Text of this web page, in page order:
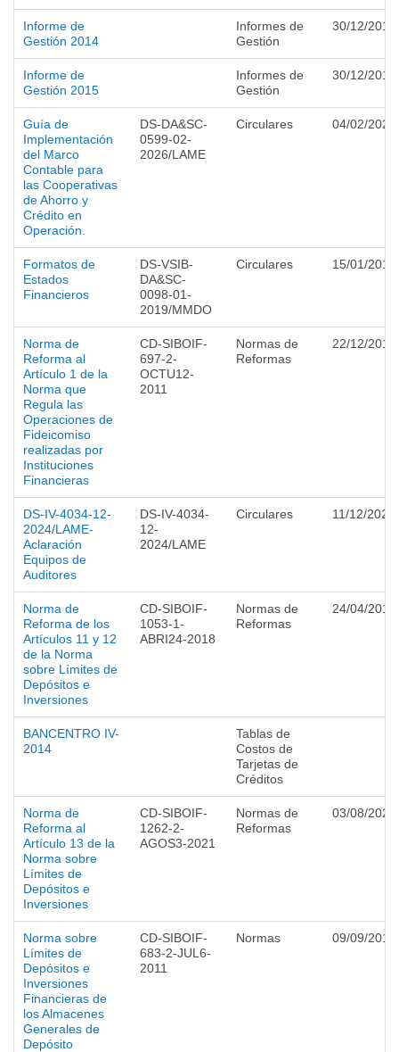
Informe de
Gestión 2014
Informes de
Gestión
30/12/2014
Informe de
Gestión 2015
Informes de
Gestión
30/12/2015
Guía de
Implementación
del Marco
Contable para
las Cooperativas
de Ahorro y
Crédito en
Operación.
DS-DA&SC-
0599-02-
2026/LAME
Circulares 04/02/2026
Formatos de
Estados
Financieros
DS-VSIB-
DA&SC-
0098-01-
2019/MMDO
Circulares 15/01/2019
Norma de
Reforma al
Artículo 1 de la
Norma que
Regula las
Operaciones de
Fideicomiso
realizadas por
Instituciones
Financieras
CD-SIBOIF-
697-2-
OCTU12-
2011
Normas de
Reformas
22/12/2011
DS-IV-4034-12-
2024/LAME-
Aclaración
Equipos de
Auditores
DS-IV-4034-
12-
2024/LAME
Circulares 11/12/2024
Norma de
Reforma de los
Artículos 11 y 12
de la Norma
sobre Límites de
Depósitos e
Inversiones
CD-SIBOIF-
1053-1-
ABRI24-2018
Normas de
Reformas
24/04/2018
BANCENTRO IV-
2014
Tablas de
Costos de
Tarjetas de
Créditos
Norma de
Reforma al
Artículo 13 de la
Norma sobre
Límites de
Depósitos e
Inversiones
CD-SIBOIF-
1262-2-
AGOS3-2021
Normas de
Reformas
03/08/2021
Norma sobre
Límites de
Depósitos e
Inversiones
Financieras de
los Almacenes
Generales de
Depósito
CD-SIBOIF-
683-2-JUL6-
2011
Normas 09/09/2011